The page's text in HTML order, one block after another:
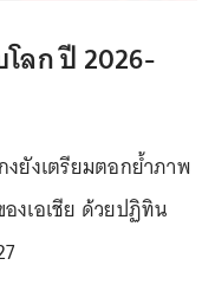
ลก ปี 2026-
งยังเตรียมตอกย้ำภาพ
งเอเชีย ด้วยปฏิทิน